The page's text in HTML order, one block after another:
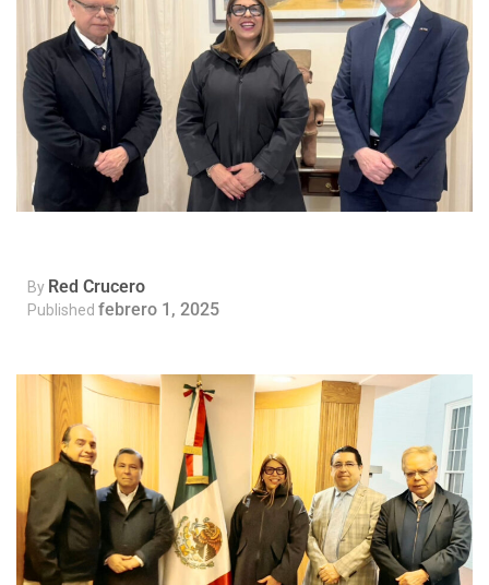
By Red Crucero
Published febrero 1, 2025